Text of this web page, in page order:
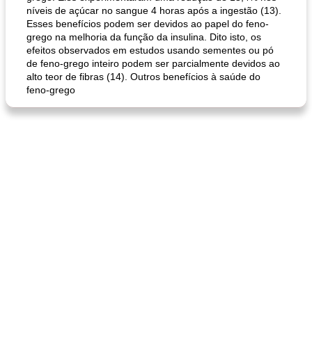
níveis de açúcar no sangue 4 horas após a ingestão (13).
Esses benefícios podem ser devidos ao papel do feno-
grego na melhoria da função da insulina. Dito isto, os
efeitos observados em estudos usando sementes ou pó
de feno-grego inteiro podem ser parcialmente devidos ao
alto teor de fibras (14). Outros benefícios à saúde do
feno-grego